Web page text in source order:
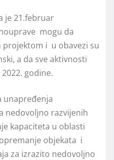
je 21.februar
mogu da
projektom i u obavezi su
a da sve aktivnosti
godine.
unapređenja
nedovoljno razvijenih
kapaciteta u oblasti
objekata i
za izrazito nedovolјno